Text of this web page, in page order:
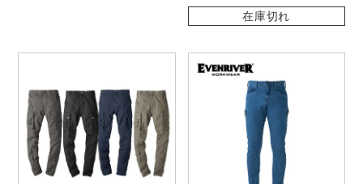
在庫切れ